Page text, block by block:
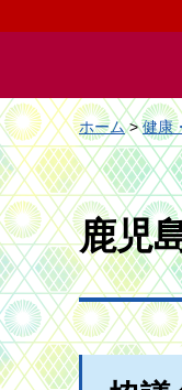
ホーム>健康
鹿児